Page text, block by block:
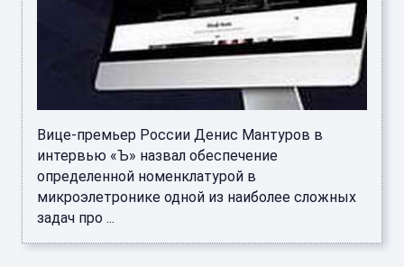
Вице-премьер России Денис Мантуров в
интервью «Ъ» назвал обеспечение
определенной номенклатурой в
микроэлетронике одной из наиболее сложных
задач про ...